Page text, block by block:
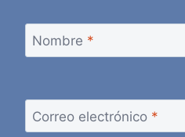
Nombre *
Correo electrónico *